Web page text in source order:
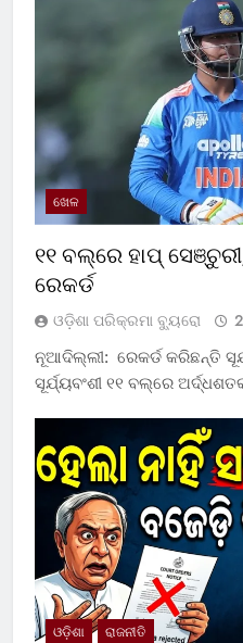
ଖେଳ
୧୧ ବଲ୍‌ରେ ହାପ୍
ରେକର୍ଡ
ଓଡ଼ିଶା ପରିକ୍ରମା ବ୍ୟୁରୋ
ନୂଆଦିଲ୍ଲୀ: ରେକର୍ଡ କରିଛନ୍ତି
ସୂର୍ଯ୍ୟବଂଶୀ ୧୧ ବଲ୍‌ରେ
ଓଡ଼ିଶା ରାଜନୀତି